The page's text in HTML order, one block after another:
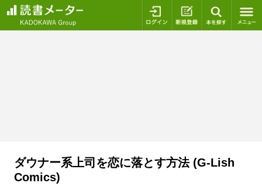
ログイン 新規登録
ダウナー系上司を恋に落とす方法 (G-Lish
Comics)